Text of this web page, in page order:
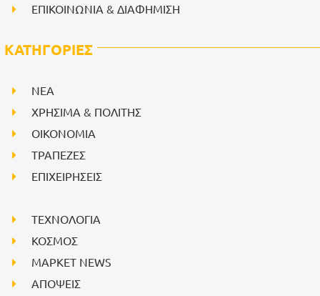
ΕΠΙΚΟΙΝΩΝΙΑ & ΔΙΑΦΗΜΙΣΗ
ΚΑΤΗΓΟΡΙΕΣ
NEA
ΧΡΗΣΙΜΑ & ΠΟΛΙΤΗΣ
ΟΙΚΟΝΟΜΙΑ
ΤΡΑΠΕΖΕΣ
ΕΠΙΧΕΙΡΗΣΕΙΣ
ΤΕΧΝΟΛΟΓΙΑ
ΚΟΣΜΟΣ
ΜΑΡΚΕΤ NEWS
ΑΠΟΨΕΙΣ